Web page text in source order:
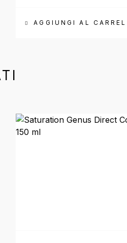
AGGIUNGI AL